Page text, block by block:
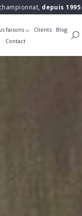
depuis 1995
faisons Clients
Blog
Contact